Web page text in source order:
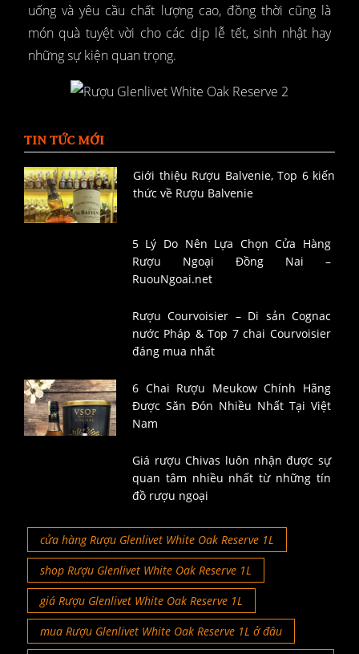
uống và yêu cầu chất lượng cao, đồng thời cũng là
món quà tuyệt vời cho các dịp lễ tết, sinh nhật hay
những sự kiện quan trọng.
TIN TỨC MỚI
Giới thiệu Rượu Balvenie, Top 6 kiến
thức về Rượu Balvenie
5 Lý Do Nên Lựa Chọn Cửa Hàng
Rượu Ngoại Đồng Nai –
RuouNgoai.net
Rượu Courvoisier – Di sản Cognac
nước Pháp & Top 7 chai Courvoisier
đáng mua nhất
6 Chai Rượu Meukow Chính Hãng
Được Săn Đón Nhiều Nhất Tại Việt
Nam
Giá rượu Chivas luôn nhận được sự
quan tâm nhiều nhất từ những tín
đồ rượu ngoại
cửa hàng Rượu Glenlivet White Oak Reserve 1L
shop Rượu Glenlivet White Oak Reserve 1L
giá Rượu Glenlivet White Oak Reserve 1L
mua Rượu Glenlivet White Oak Reserve 1L ở đâu